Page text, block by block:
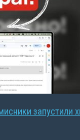
запустили